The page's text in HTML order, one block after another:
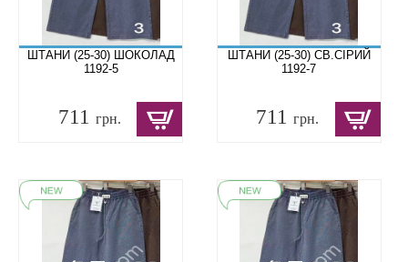
ШТАНИ (25-30) ШОКОЛАД
1192-5
711 грн.
ШТАНИ (25-30) СВ.СІРИЙ
1192-7
711грн.